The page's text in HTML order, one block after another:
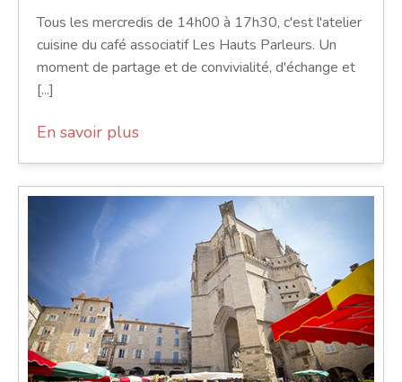
Tous les mercredis de 14h00 à 17h30, c'est l'atelier
cuisine du café associatif Les Hauts Parleurs. Un
moment de partage et de convivialité, d'échange et
[...]
En savoir plus